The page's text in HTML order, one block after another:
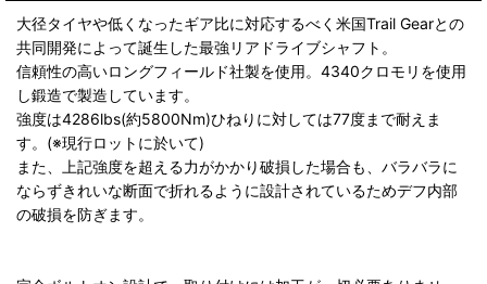
大径タイヤや低くなったギア比に対応するべく米国Trail Gearとの
共同開発によって誕生した最強リアドライブシャフト。
信頼性の高いロングフィールド社製を使用。4340クロモリを使用
し鍛造で製造しています。
強度は4286lbs(約5800Nm)ひねりに対しては77度まで耐えま
す。(※現行ロットに於いて)
また、上記強度を超える力がかかり破損した場合も、バラバラに
ならずきれいな断面で折れるように設計されているためデフ内部
の破損を防ぎます。